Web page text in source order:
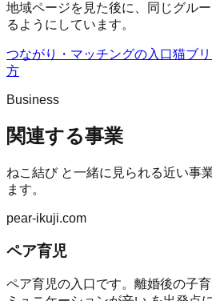
地域ページを見た後に、同じグル
るようにしています。
つながり・マッチングの入口猫ブ
方
Business
関連する事業
ねこ結びと一緒に見られる近い事
ます。
pear-ikuji.com
ペア育児
ペア育児の入口です。離婚後の子